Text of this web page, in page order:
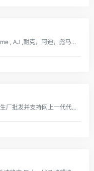
加拿大鹅，GUCCI, OFF, supreme , AJ ,耐克，阿迪，彪马，匡威，北面, 福神等各类潮牌包包 服装，支持免费一件代发，每日新款实拍上新。退换无忧！！！
耐克 阿迪达斯 匡威 彪马运动服生厂批发并支持网上一代代发! 阿迪达斯三叶草,耐克新款卫衣，T恤，套装，休闲运动裤等生产批发、 主要有：Nike耐克、Adidas阿迪达斯、Converse匡威、 Puma彪马等运动服、T恤、卫衣、休闲外套